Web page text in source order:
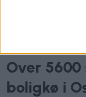
Over
boligkø i